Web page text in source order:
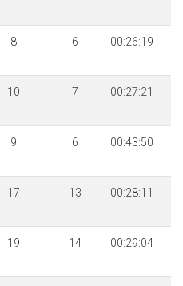
8 6 00:26:19
10 7 00:27:21
9 6 00:43:50
17 13 00:28:11
19 14 00:29:04